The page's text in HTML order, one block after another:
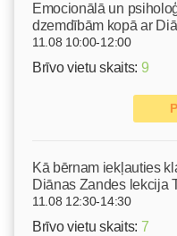
Emocionālā un
dzemdībām kopā ar
11.08 10:00-12:00
Brīvo vietu skaits: 9
Kā bērnam iekļauties
Diānas Zandes lekcija
11.08 12:30-14:30
Brīvo vietu skaits: 7